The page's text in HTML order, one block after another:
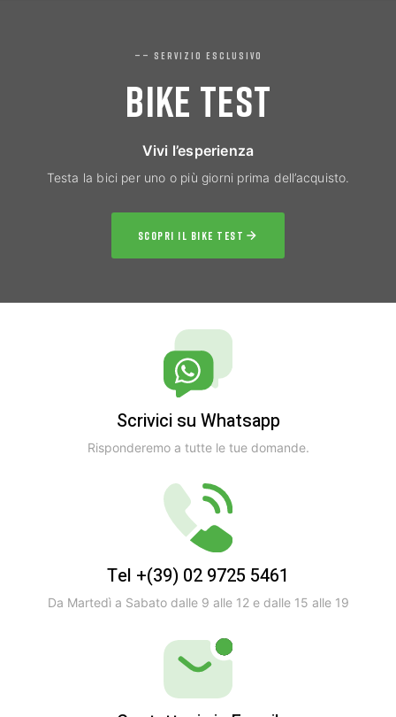
—— SERVIZIO ESCLUSIVO
BIKE TEST
Vivi l’esperienza
Testa la bici per uno o più giorni prima dell’acquisto.
SCOPRI IL BIKE TEST
Scrivici su Whatsapp
Risponderemo a tutte le tue domande.
Tel +(39) 02 9725 5461
Da Martedì a Sabato dalle 9 alle 12 e dalle 15 alle 19